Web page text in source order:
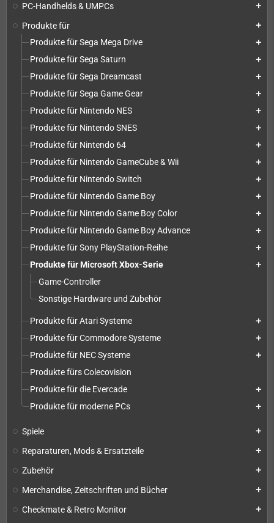
PC-Handhelds & UMPCs add
Produkte für add
Produkte für Sega Mega Drive add
Produkte für Sega Saturn add
Produkte für Sega Dreamcast add
Produkte für Sega Game Gear add
Produkte für Nintendo NES add
Produkte für Nintendo SNES add
Produkte für Nintendo 64 add
Produkte für Nintendo GameCube & Wii add
Produkte für Nintendo Switch add
Produkte für Nintendo Game Boy add
Produkte für Nintendo Game Boy Color add
Produkte für Nintendo Game Boy Advance add
Produkte für Sony PlayStation-Reihe add
Produkte für Microsoft Xbox-Serie add
Game-Controller
Sonstige Hardware und Zubehör
Produkte für Atari Systeme add
Produkte für Commodore Systeme add
Produkte für NEC Systeme add
Produkte fürs Colecovision
Produkte für die Evercade
add
Produkte für moderne PCs add
Spiele add
Reparaturen, Mods & Ersatzteile add
Zubehör add
Merchandise, Zeitschriften und Bücher add
Checkmate & Retro Monitor add